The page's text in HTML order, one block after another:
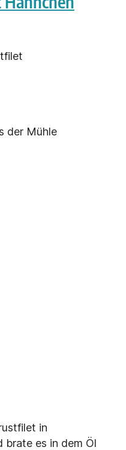
der Mühle
in
brate es in dem Öl